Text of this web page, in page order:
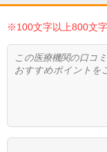
※100文字以上800文